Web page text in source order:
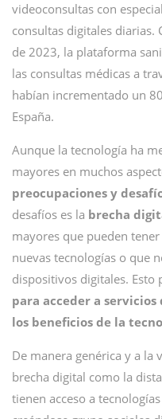
videoconsultas con
consultas digitales diarias.
de 2023, la plataforma
las consultas médicas a
habían incrementado un
España.
Aunque la tecnología ha
mayores en muchos
preocupaciones y
desafíos es la brecha
mayores que pueden
nuevas tecnologías o que
dispositivos digitales. Esto
para acceder a
los beneficios de la
De manera genérica y a la
brecha digital como la
tienen acceso a